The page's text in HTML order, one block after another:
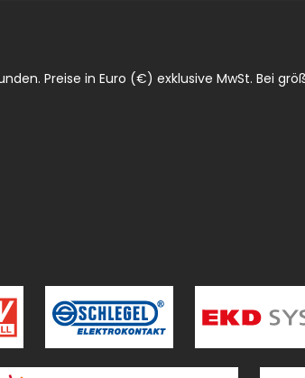
Preise in Euro (€) exklusive MwSt. Bei